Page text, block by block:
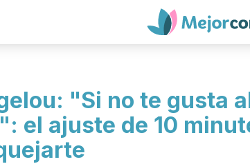
"Si no te gusta
el ajuste de 10